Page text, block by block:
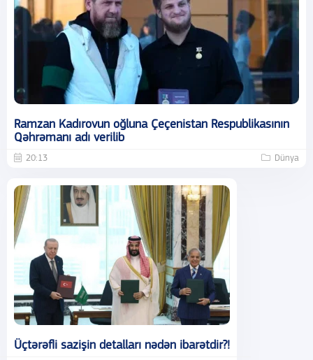
Ramzan Kadırovun oğluna Çeçenistan Respublikasının
Qəhrəmanı adı verilib
20:13 Dünya
Üçtərəfli sazişin detalları nədən ibarətdir?!